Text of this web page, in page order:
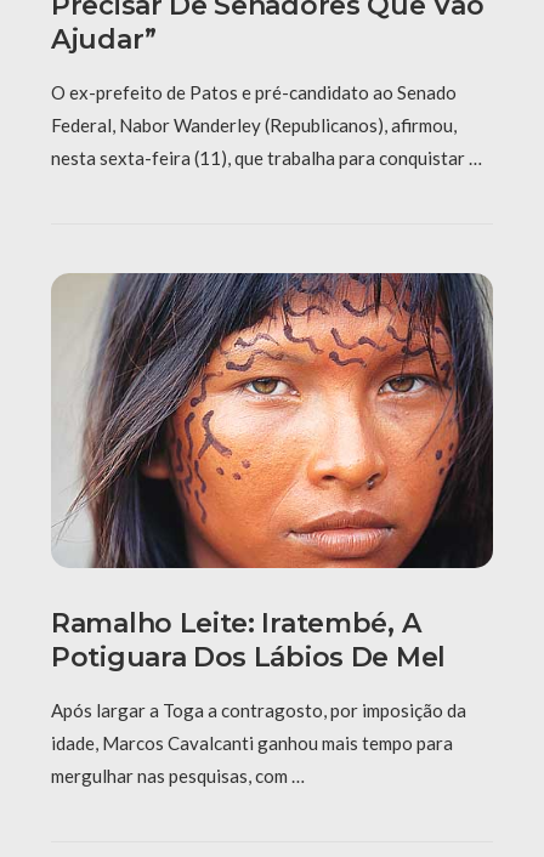
Ajudar”
O ex-prefeito de Patos e pré-candidato ao Senado
Federal, Nabor Wanderley (Republicanos), afirmou,
nesta sexta-feira (11), que trabalha para conquistar …
Ramalho Leite: Iratembé, A
Potiguara Dos Lábios De Mel
Após largar a Toga a contragosto, por imposição da
idade, Marcos Cavalcanti ganhou mais tempo para
mergulhar nas pesquisas, com …